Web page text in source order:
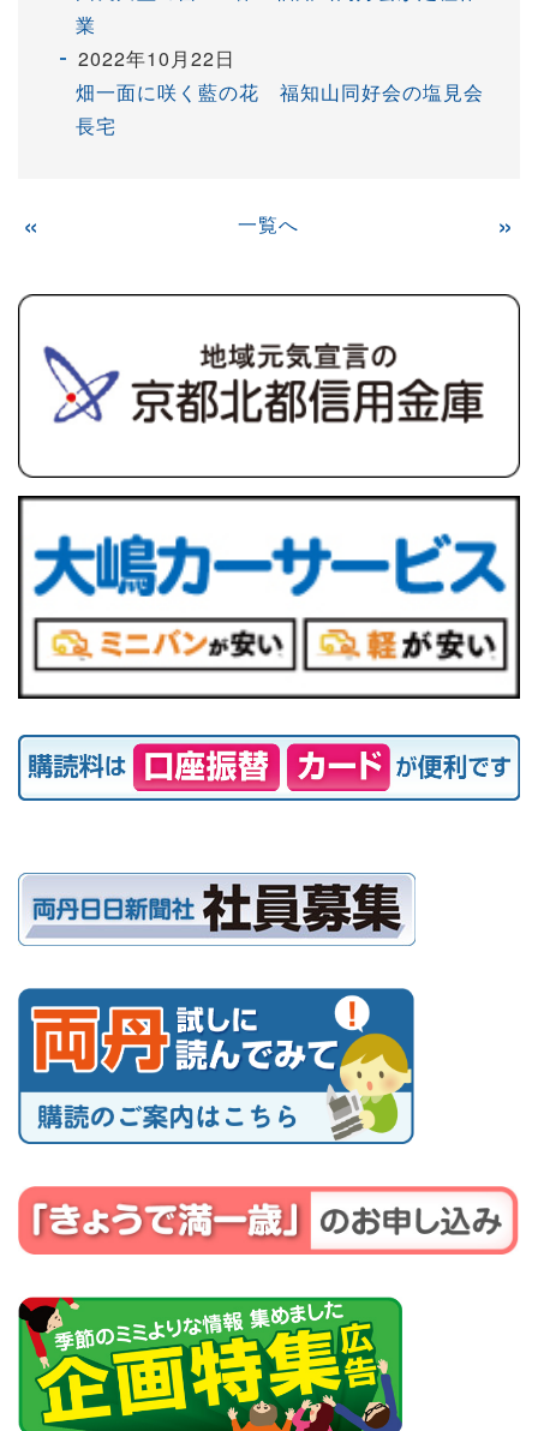
業
2022年10月22日
畑一面に咲く藍の花 福知山同好会の塩見会
長宅
« 一覧へ